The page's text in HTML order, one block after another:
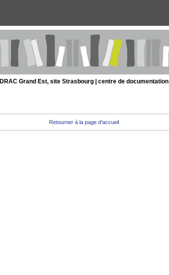
DRAC Grand Est, site Strasbourg | centre de documentation
Retourner à la page d'accueil